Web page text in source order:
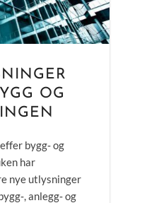
OG
bygg‑ og
har
nye utlysninger
anlegg‑ og